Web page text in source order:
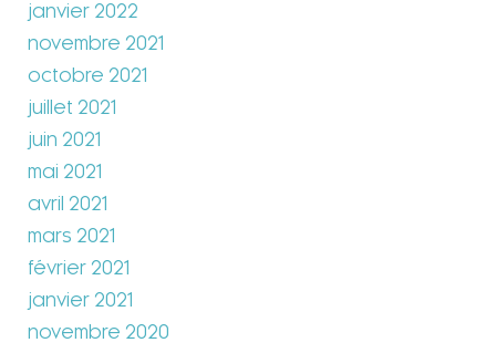
janvier 2022
novembre 2021
octobre 2021
juillet 2021
juin 2021
mai 2021
avril 2021
mars 2021
février 2021
janvier 2021
novembre 2020